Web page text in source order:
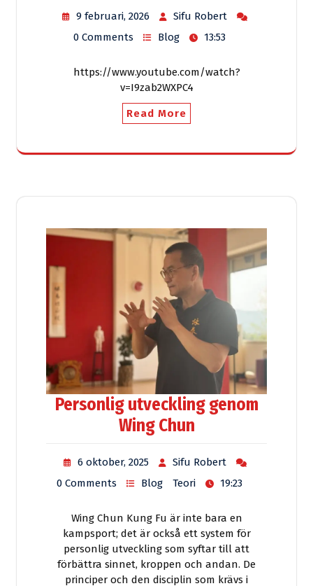
9 februari, 2026
Sifu Robert
0 Comments
Blog 13:53
https://www.youtube.com/watch?
v=I9zab2WXPC4
Read More
Personlig utveckling genom
Wing Chun
6 oktober, 2025
Sifu Robert
0 Comments
Blog Teori 19:23
Wing Chun Kung Fu är inte bara en
kampsport; det är också ett system för
personlig utveckling som syftar till att
förbättra sinnet, kroppen och andan. De
principer och den disciplin som krävs i